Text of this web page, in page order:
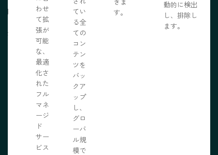
わせ
て拡
張が
可能
な、
最適
化さ
れた
フル
マネ
ージ
ド
サー
ビス
てい
る全
ての
コン
テン
ツを
バッ
クア
ップ
し、
グロ
ーバ
ル規
模で
す。
動的に検出
し、排除し
ます。